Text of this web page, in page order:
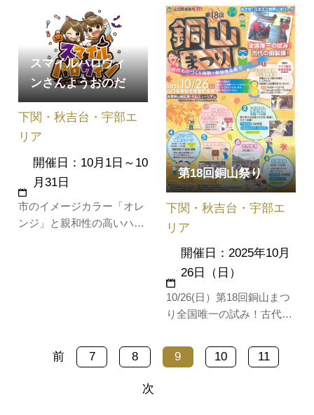
ス）約5時間集合場所カル
スター/10:00…
蚕、絹の関係者により、昭
和8年「蚕種渡来の地」の
記念碑が建立されました。
これちなんで、かって養蚕
が日本の庶民の暮らしをい
かに支えたかを回顧する意
味を込めて、これを神社の
お祭りとし…
スマイルハロウィ
ンさんようおのだ
市のイメージカラー「オレ
ンジ」と親和性の高いハロ
下関・秋吉台・宇部エ
リア
開催日：10月1日～10
月31日
第18回銅山祭り
10/26(日）第18回銅山まつ
り全国唯一の試み！古代の
います。貴重なフイゴ踏み
体験（無料、当日参加可）
下関・秋吉台・宇部エ
リア
開催日：2025年10月
26日（日）
前 7 8 9 10 11
次